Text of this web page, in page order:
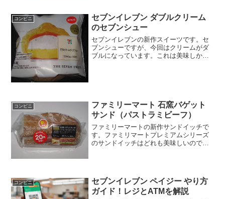
コンビニ
セブンイレブン ダブルクリーム
のセブンシュー
セブンイレブンの新作スイーツです。セ
ブンシューですが、今回はクリームがダ
ブルになっています。これは美味しかっ
コンビニ
ファミリーマート 石窯バゲット
サンド（パストラミビーフ）
ファミリーマートの新作サンドイッチで
す。ファミリマートプレミアムシリーズ
のサンドイッチはどれも美味しいので、
印象ですね。カロリーはそ...
コンビニ
セブンイレブン ペイジー やり方
ガイド！レジとATMを解説